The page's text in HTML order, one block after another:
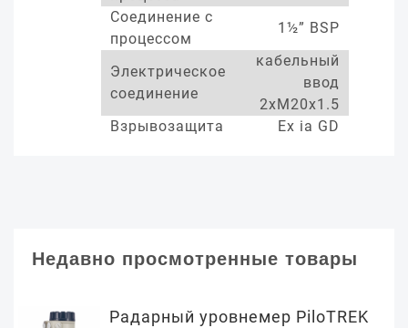
Соединение с
процессом
1½” BSP
Электрическое
соединение
кабельный
ввод
2xM20x1.5
Взрывозащита
Ex ia GD
Недавно просмотренные товары
Радарный уровнемер PiloTREK